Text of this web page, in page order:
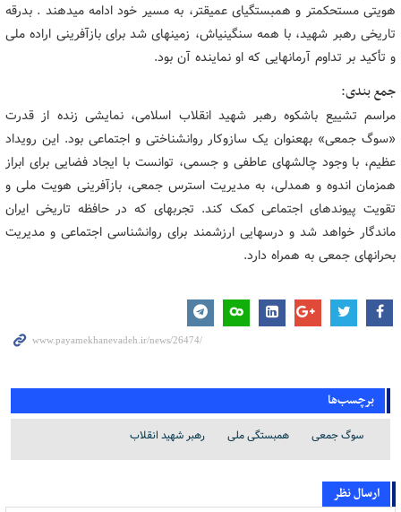
هویتی مستحکمتر و همبستگیای عمیقتر، به مسیر خود ادامه میدهند . بدرقه
تاریخی رهبر شهید، با همه سنگینیاش، زمینهای شد برای بازآفرینی اراده ملی
و تأکید بر تداوم آرمانهایی که او نماینده آن بود.
جمع بندی:
مراسم تشییع باشکوه رهبر شهید انقلاب اسلامی، نمایشی زنده از قدرت
«سوگ جمعی» بهعنوان یک سازوکار روانشناختی و اجتماعی بود. این رویداد
عظیم، با وجود چالشهای عاطفی و جسمی، توانست با ایجاد فضایی برای ابراز
همزمان اندوه و همدلی، به مدیریت استرس جمعی، بازآفرینی هویت ملی و
تقویت پیوندهای اجتماعی کمک کند. تجربهای که در حافظه تاریخی ایران
ماندگار خواهد شد و درسهایی ارزشمند برای روانشناسی اجتماعی و مدیریت
بحرانهای جمعی به همراه دارد.
برچسب‌ها
سوگ جمعی همبستگی ملی رهبر شهید انقلاب
ارسال نظر